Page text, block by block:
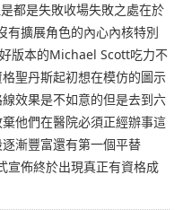
都是失敗收場失敗之處在於
擴展角色的內心內核特別
版本的Michael Scott吃力不
聖丹斯起初想在模仿的圖示
效果是不如意的但是去到六
他們在醫院必須正經辦事這
漸豐富還有第一個平替
佈終於出現真正有資格成